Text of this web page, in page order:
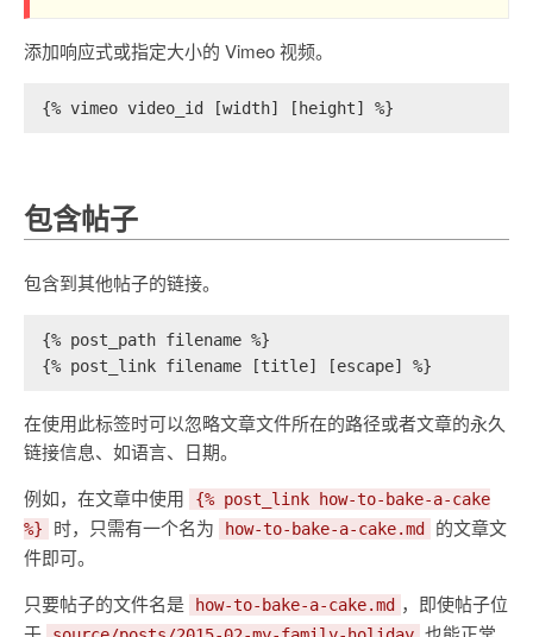
添加响应式或指定大小的 Vimeo 视频。
{% vimeo video_id [width] [height] %}
包含帖子
包含到其他帖子的链接。
{% post_path filename %}
{% post_link filename [title] [escape] %}
在使用此标签时可以忽略文章文件所在的路径或者文章的永久
链接信息、如语言、日期。
例如，在文章中使用
{% post_link how-to-bake-a-cake
%}
时，只需有一个名为 how-to-bake-a-cake.md
的文章文
件即可。
只要帖子的文件名是
how-to-bake-a-cake.md ，即使帖子位